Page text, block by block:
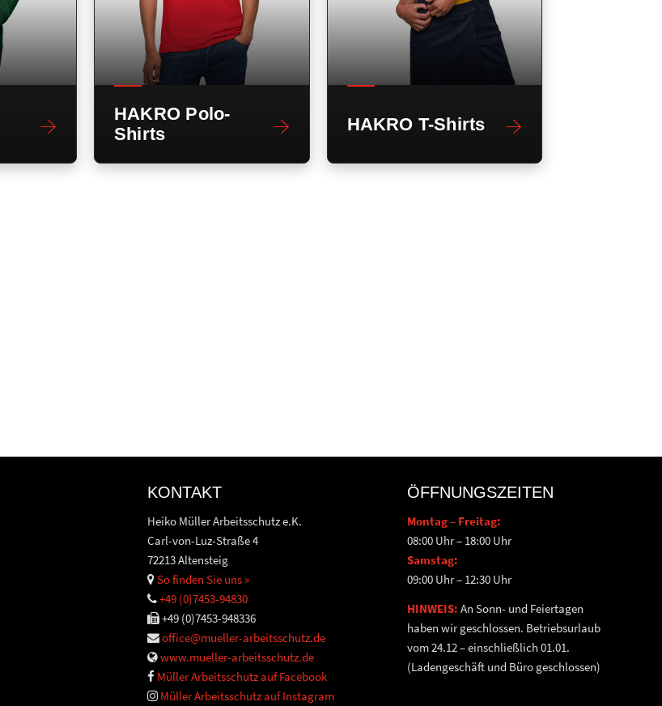
HAKRO Polo-
Shirts
HAKRO T-Shirts
KONTAKT
Heiko Müller Arbeitsschutz e.K.
Carl-von-Luz-Straße 4
72213 Altensteig
So finden Sie uns »
+49 (0)7453-94830
+49 (0)7453-948336
office@mueller-arbeitsschutz.de
www.mueller-arbeitsschutz.de
Müller Arbeitsschutz auf Facebook
Müller Arbeitsschutz auf Instagram
ÖFFNUNGSZEITEN
Montag – Freitag:
08:00 Uhr – 18:00 Uhr
Samstag:
09:00 Uhr – 12:30 Uhr
HINWEIS: An Sonn- und Feiertagen
haben wir geschlossen. Betriebsurlaub
vom 24.12 – einschließlich 01.01.
(Ladengeschäft und Büro geschlossen)